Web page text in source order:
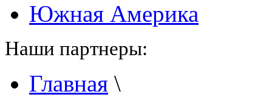
Южная Америка
Наши партнеры:
Главная \